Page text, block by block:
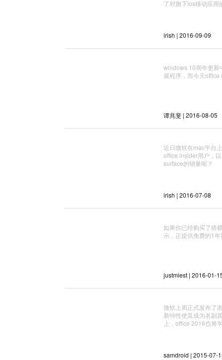
了对旗下ios移动应用
irish | 2016-09-09
windows 10周年更新
展程序，而今天
谭兆斐 | 2016-08-05
近日微软在mac平台
office insider用户，
surface的销量呢？
irish | 2016-07-08
如果你已经购买了搭
示，正提供免费的1
justmiest | 2016-01-
微软上周正式发布了
新特性使其成为名副
上，office 2016也将
samdroid | 2015-07-